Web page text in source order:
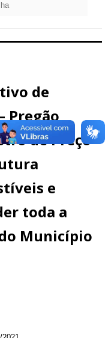
de
Pregão
de Preço
e
toda a
Município